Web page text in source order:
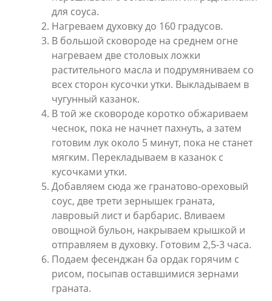
для соуса.
Нагреваем духовку до 160 градусов.
В большой сковороде на среднем огне
нагреваем две столовых ложки
растительного масла и подрумяниваем со
всех сторон кусочки утки. Выкладываем в
чугунный казанок.
В той же сковороде коротко обжариваем
чеснок, пока не начнет пахнуть, а затем
готовим лук около 5 минут, пока не станет
мягким. Перекладываем в казанок с
кусочками утки.
Добавляем сюда же гранатово-ореховый
соус, две трети зернышек граната,
лавровый лист и барбарис. Вливаем
овощной бульон, накрываем крышкой и
отправляем в духовку. Готовим 2,5-3 часа.
Подаем фесенджан ба ордак горячим с
рисом, посыпав оставшимися зернами
граната.